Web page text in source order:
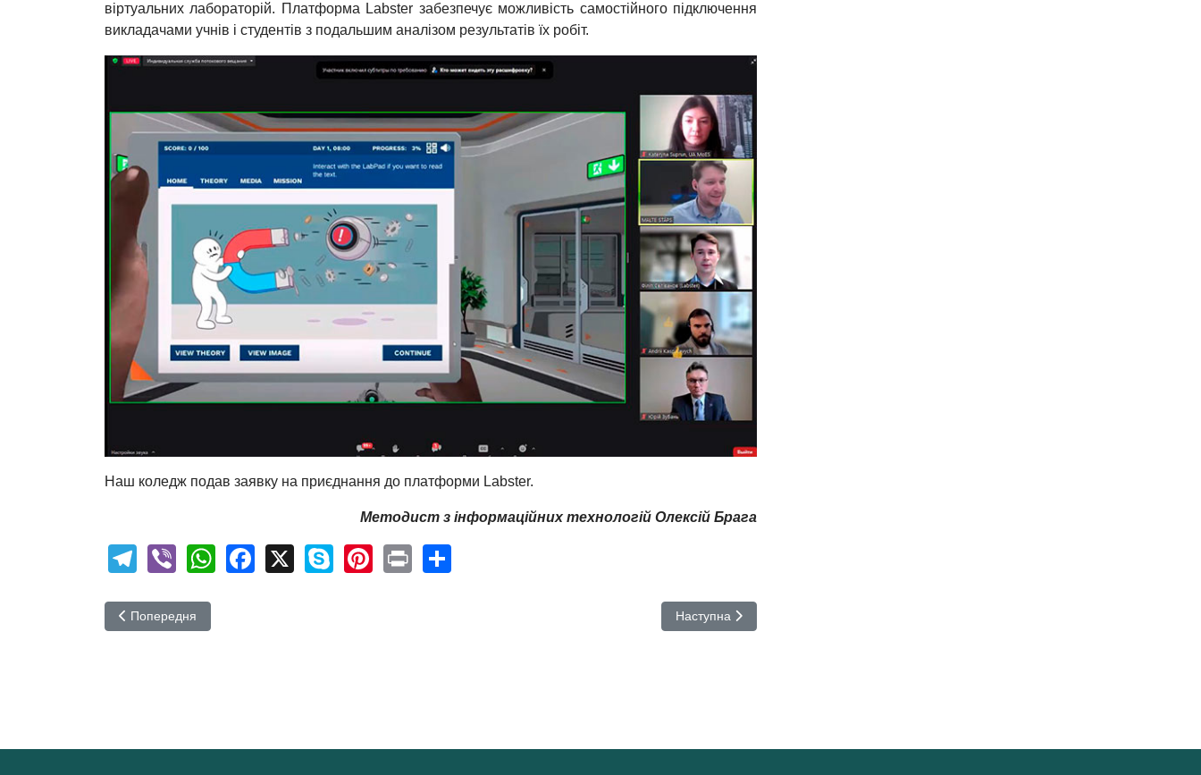
віртуальних лабораторій. Платформа Labster забезпечує можливість самостійного підключення
викладачами учнів і студентів з подальшим аналізом результатів їх робіт.
Наш коледж подав заявку на приєднання до платформи Labster.
Методист з інформаційних технологій Олексій Брага
Telegram
ViberWhatsApp
Facebook
X SkypePinterest
Print
Попередня стаття: Методична рада коледжу
Попередня Наступна стаття: Диджиталізації суспільства
Наступна